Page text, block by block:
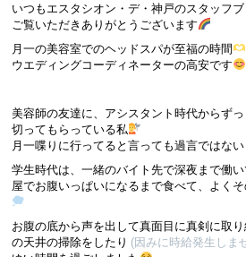
いつもエスタシオン・デ・神戸のスタッフ
ご覧いただきありがとうございます
月一の美容室でのヘッドスパが至福の時間
ウエディングコーディネーターの高安です
美容師の友達に、アシスタント時代からずっ
切ってもらっている私
月一喋りに行ってると言っても過言ではな
学生時代は、一緒のバイト先で深夜まで働
屋でお腹いっぱいになるまで食べて、よく
お腹の底から声を出して真面目に真剣に取
の天井の掃除をしたり (因みに時給発生しま